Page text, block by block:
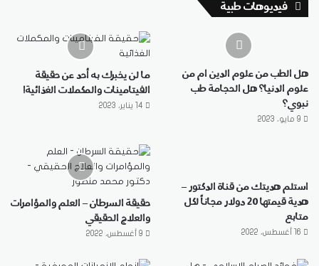
فيديوهات طبية
هل الطب من علوم الدين ام من
علوم الدنيا؟ هل الحجامة طب
نبوي؟
9 مايو، 2023
ما لن يخبرك به أحد عن حقيقة
الفيتامينات والمكملات الغذائية!
14 يناير، 2023
استلم هديتك من قناة الدكتور –
هدية قيمتها 20 دولار مجاناً لكل
متابع
16 أغسطس، 2022
حقيقة السرطان – العلم والمؤامرات
والعلاج الحقيقي
9 أغسطس، 2022